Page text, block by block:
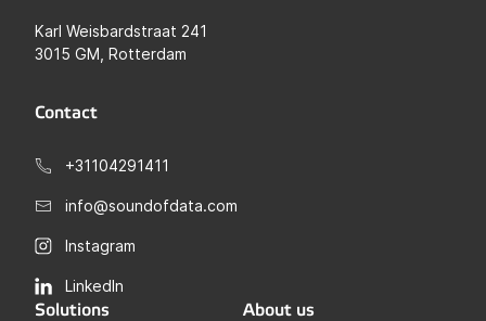
Karl Weisbardstraat 241
3015 GM, Rotterdam
Contact
+31104291411
info@soundofdata.com
Instagram
LinkedIn
Solutions About us